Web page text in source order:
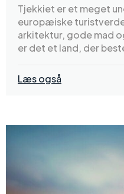
Tjekkiet er et meget
europæiske
arkitektur, gode mad
er det et land, der
Læs også